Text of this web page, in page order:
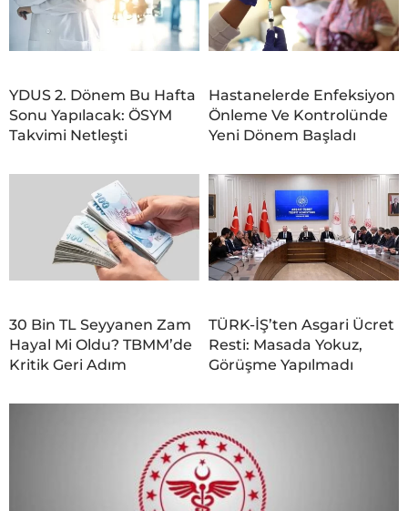
YDUS 2. Dönem Bu Hafta
Sonu Yapılacak: ÖSYM
Takvimi Netleşti
Hastanelerde Enfeksiyon
Önleme Ve Kontrolünde
Yeni Dönem Başladı
30 Bin TL Seyyanen Zam
Hayal Mi Oldu? TBMM’de
Kritik Geri Adım
TÜRK-İŞ’ten Asgari Ücret
Resti: Masada Yokuz,
Görüşme Yapılmadı